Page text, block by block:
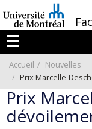
au
contenu
/
Menu
Accueil
Nouvelles
Prix Marcelle-
Prix